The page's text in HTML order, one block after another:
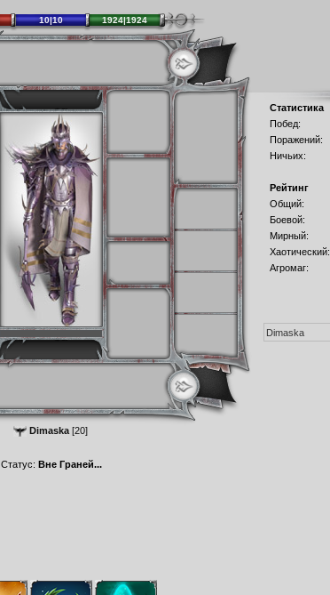
Статистика
Побед:
Поражений:
Ничьих:
Рейтинг
Общий:
Боевой:
Мирный:
Хаотический:
Агромаг:
Статус: Вне Граней...
10|10 1924|1924
Dimaska [20]